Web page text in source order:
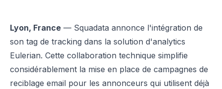
Lyon, France — Squadata annonce l'intégration de
son tag de tracking dans la solution d'analytics
Eulerian. Cette collaboration technique simplifie
considérablement la mise en place de campagnes de
reciblage email pour les annonceurs qui utilisent déjà